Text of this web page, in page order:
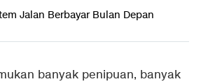
Jalan Berbayar Bulan Depan
banyak penipuan, banyak